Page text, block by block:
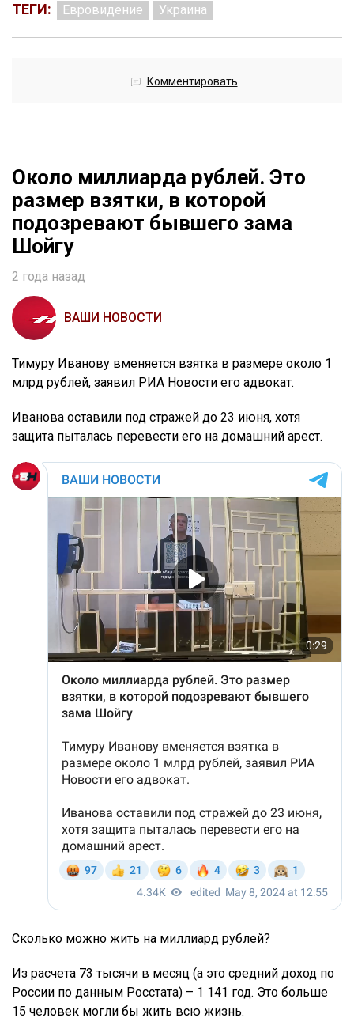
ТЕГИ: Евровидение Украина
Комментировать
Около миллиарда рублей. Это
размер взятки, в которой
подозревают бывшего зама
Шойгу
2 года назад
ВАШИ НОВОСТИ
Тимуру Иванову вменяется взятка в размере около 1
млрд рублей, заявил РИА Новости его адвокат.
Иванова оставили под стражей до 23 июня, хотя
защита пыталась перевести его на домашний арест.
Сколько можно жить на миллиард рублей?
Из расчета 73 тысячи в месяц (а это средний доход по
России по данным Росстата) – 1 141 год. Это больше
15 человек могли бы жить всю жизнь.